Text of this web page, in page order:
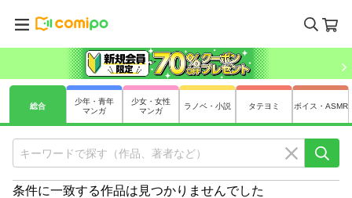
総合
少年・青年
マンガ
少女・女性
マンガ
ラノベ・小説 タテヨミ ボイス・ASMR
条件に一致する作品は見つかりませんでした